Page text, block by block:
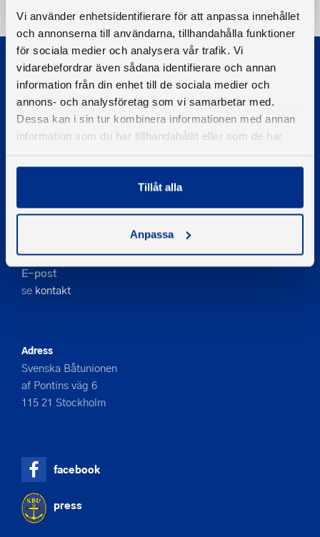
Vi använder enhetsidentifierare för att anpassa innehållet
och annonserna till användarna, tillhandahålla funktioner
för sociala medier och analysera vår trafik. Vi
vidarebefordrar även sådana identifierare och annan
information från din enhet till de sociala medier och
annons- och analysföretag som vi samarbetar med.
Dessa kan i sin tur kombinera informationen med annan
information som du har tillhandahållit eller som de har
Tillåt alla
Anpassa
© 2026 - Svenska Båtunionen
08-545 859 60
E-post
se kontakt
Adress
Svenska Båtunionen
af Pontins väg 6
115 21 Stockholm
facebook
press